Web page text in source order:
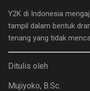
Y2K di Indonesia
tampil dalam bentuk
tenang yang tidak
Ditulis oleh
Mujiyoko, B.Sc.